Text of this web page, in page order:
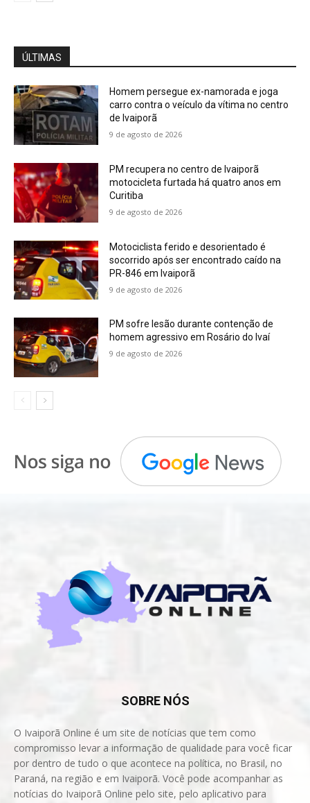
ÚLTIMAS
Homem persegue ex-namorada e joga
carro contra o veículo da vítima no centro
de Ivaiporã
9 de agosto de 2026
PM recupera no centro de Ivaiporã
motocicleta furtada há quatro anos em
Curitiba
9 de agosto de 2026
Motociclista ferido e desorientado é
socorrido após ser encontrado caído na
PR-846 em Ivaiporã
9 de agosto de 2026
PM sofre lesão durante contenção de
homem agressivo em Rosário do Ivaí
9 de agosto de 2026
SOBRE NÓS
O Ivaiporã Online é um site de notícias que tem como
compromisso levar a informação de qualidade para você ficar
por dentro de tudo o que acontece na política, no Brasil, no
Paraná, na região e em Ivaiporã. Você pode acompanhar as
notícias do Ivaiporã Online pelo site, pelo aplicativo para